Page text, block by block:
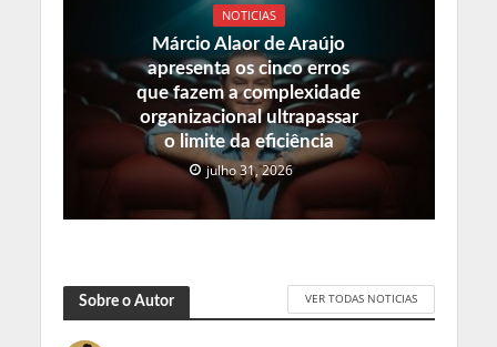
NOTICIAS
Márcio Alaor de Araújo
apresenta os cinco erros
que fazem a complexidade
organizacional ultrapassar
o limite da eficiência
julho 31, 2026
Sobre o Autor VER TODAS NOTICIAS